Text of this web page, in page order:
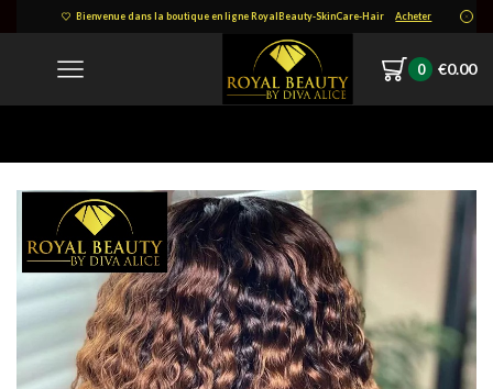
Bienvenue dans la boutique en ligne RoyalBeauty-SkinCare-Hair Acheter
0 €0.00